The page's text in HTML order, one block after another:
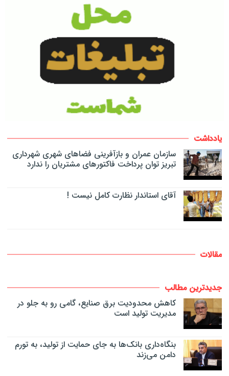
یادداشت
سازمان عمران و بازآفرینی فضاهای شهری شهرداری
تبریز توان پرداخت فاکتورهای مشتریان را ندارد
آقای استاندار نظارت کامل نیست !
مقالات
جدیدترین مطالب
کاهش محدودیت برق صنایع، گامی رو به جلو در
مدیریت تولید است
بنگاه‌داری بانک‌ها به جای حمایت از تولید، به تورم
دامن می‌زند